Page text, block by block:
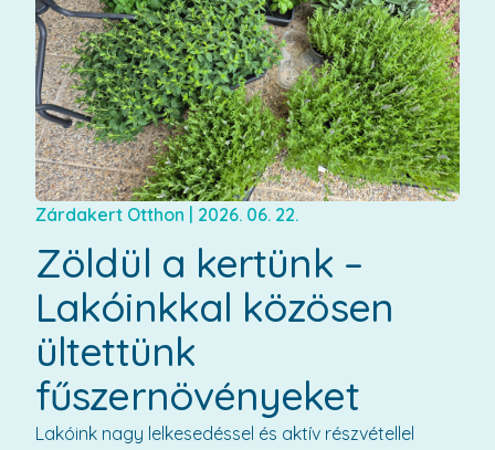
Zárdakert Otthon | 2026. 06. 22.
Zöldül a kertünk –
Lakóinkkal közösen
ültettünk
fűszernövényeket
Lakóink nagy lelkesedéssel és aktív részvétellel